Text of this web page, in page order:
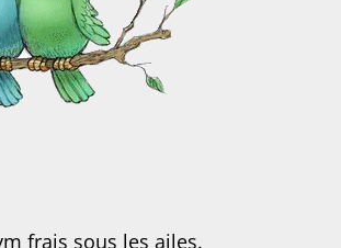
frais sous les ailes.